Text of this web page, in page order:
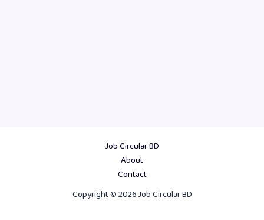
Job Circular BD
About
Contact
Copyright © 2026 Job Circular BD